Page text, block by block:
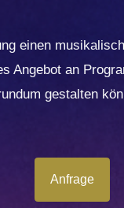
einen
Angebot an
gestalten
Anfrage